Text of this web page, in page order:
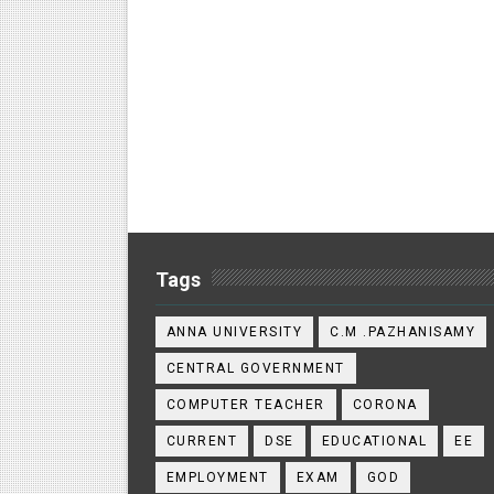
Tags
ANNA UNIVERSITY C.M .PAZHANISAMY
CENTRAL GOVERNMENT
COMPUTER TEACHER CORONA
CURRENT DSE EDUCATIONAL EE
EMPLOYMENT EXAM GOD